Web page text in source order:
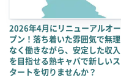
2026年4月にリニューアルオー
プン！落ち着いた雰囲気で無理
なく働きながら、安定した収入
を目指せる熟キャバで新しいス
タートを切りませんか？